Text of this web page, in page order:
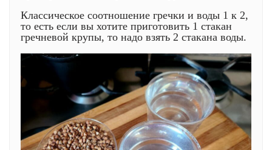
Классическое соотношение гречки и воды 1 к 2,
то есть если вы хотите приготовить 1 стакан
гречневой крупы, то надо взять 2 стакана воды.